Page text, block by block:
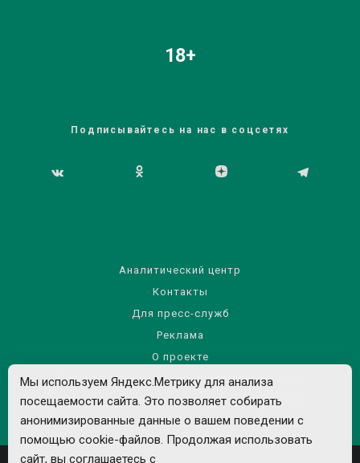
18+
Подписывайтесь на нас в соцсетях
Аналитический центр
Контакты
Для пресс-служб
Реклама
О проекте
Правила использования материалов сайта
Политика обработки персональных данных
Мы используем Яндекс.Метрику для анализа
посещаемости сайта. Это позволяет собирать
анонимизированные данные о вашем поведении с
помощью cookie-файлов. Продолжая использовать
сайт, вы соглашаетесь с